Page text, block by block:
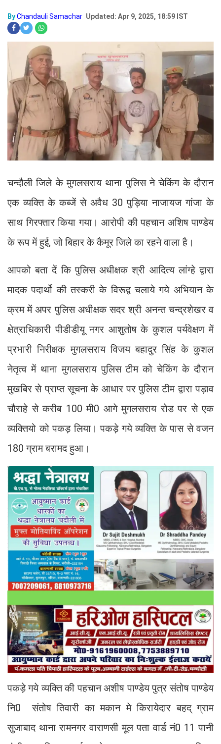
ByChandauli Samachar Updated: Apr 9, 2025, 18:59 IST
चन्दौली जिले के मुगलसराय थाना पुलिस ने चेकिंग के दौरान
एक व्यक्ति के कब्जें से अवैध 30 पुड़िया नाजायज गांजा के
साथ गिरफ्तार किया गया। आरोपी की पहचान अशिष पाण्डेय
के रूप में हुई, जो बिहार के कैमूर जिले का रहने वाला है।
आपको बता दें कि पुलिस अधीक्षक श्री आदित्य लांग्हे द्वारा
मादक पदार्थो की तस्करी के विरूद्व चलाये गये अभियान के
क्रम में अपर पुलिस अधीक्षक सदर श्री अनन्त चन्द्रशेखर व
क्षेत्राधिकारी पीडीडीयू नगर आशुतोष के कुशल पर्यवेक्षण में
प्रभारी निरीक्षक मुगलसराय विजय बहादुर सिंह के कुशल
नेतृत्व में थाना मुगलसराय पुलिस टीम को चेकिंग के दौरान
मुखबिर से प्राप्त सूचना के आधार पर पुलिस टीम द्वारा पड़ाव
चौराहे से करीब 100 मी0 आगे मुगलसराय रोड पर से एक
व्यक्तियो को पकड़ लिया। पकड़े गये व्यक्ति के पास से वजन
180 ग्राम बरामद हुआ।
पकड़े गये व्यक्ति की पहचान अशीष पाण्डेय पुत्र संतोष पाण्डेय
नि0 संतोष तिवारी का मकान मे किरायेदार बहद् ग्राम
सुजाबाद थाना रामनगर वाराणसी मूल पता वार्ड नं0 11 पानी